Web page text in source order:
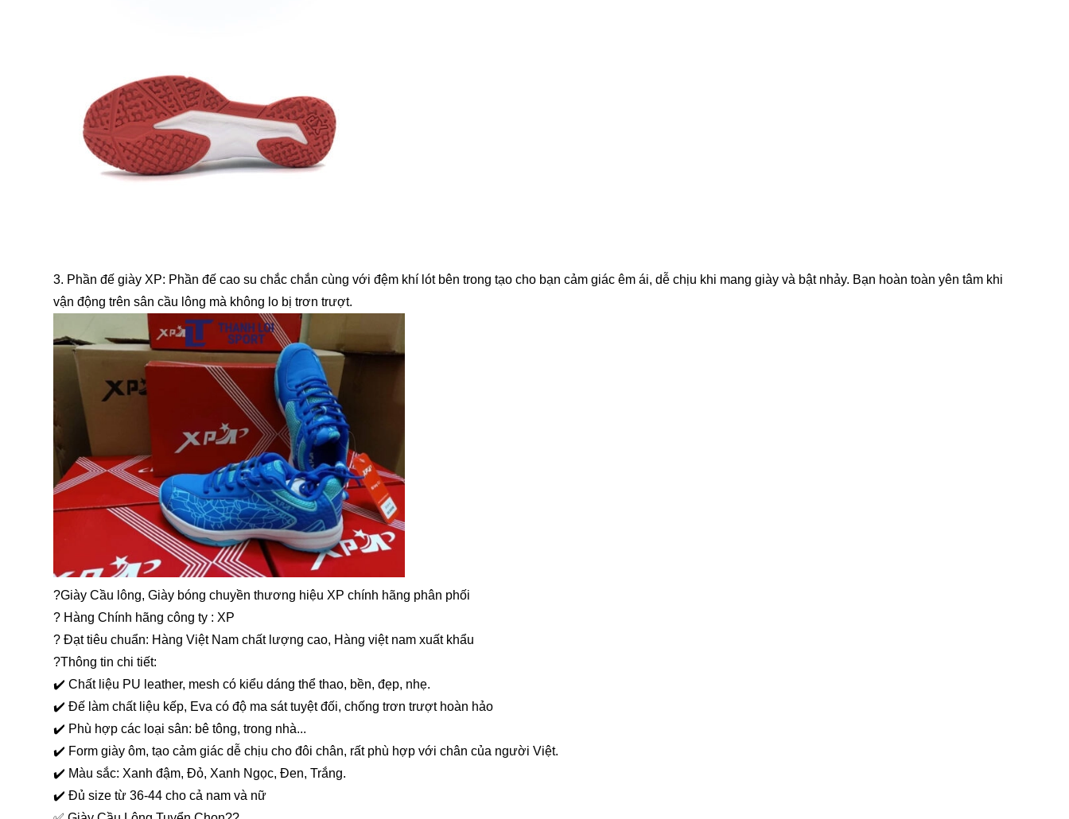
3. Phần đế giày XP: Phần đế cao su chắc chắn cùng với đệm khí lót bên trong tạo cho bạn cảm giác êm ái, dễ chịu khi mang giày và bật nhảy. Bạn hoàn toàn yên tâm khi
vận động trên sân cầu lông mà không lo bị trơn trượt.
?Giày Cầu lông, Giày bóng chuyền thương hiệu XP chính hãng phân phối
? Hàng Chính hãng công ty : XP
? Đạt tiêu chuẩn: Hàng Việt Nam chất lượng cao, Hàng việt nam xuất khẩu
?Thông tin chi tiết:
✔️ Chất liệu PU leather, mesh có kiểu dáng thể thao, bền, đẹp, nhẹ.
✔️ Đế làm chất liệu kếp, Eva có độ ma sát tuyệt đối, chống trơn trượt hoàn hảo
✔️ Phù hợp các loại sân: bê tông, trong nhà...
✔️ Form giày ôm, tạo cảm giác dễ chịu cho đôi chân, rất phù hợp với chân của người Việt.
✔️ Màu sắc: Xanh đậm, Đỏ, Xanh Ngọc, Đen, Trắng.
✔️ Đủ size từ 36-44 cho cả nam và nữ